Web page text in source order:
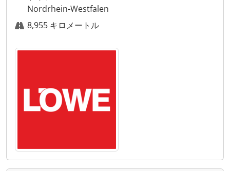
Nordrhein-Westfalen
8,955 キロメートル